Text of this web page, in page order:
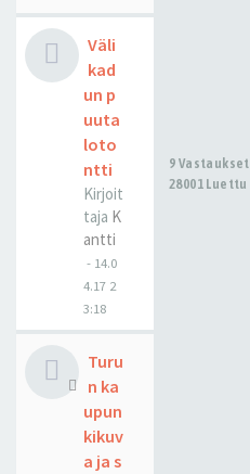
Väli
kad
un p
uuta
loto
ntti
Kirjoit
taja K
antti
- 14.0
4.17 2
3:18
9 Vastaukset
28001 Luettu
Turu
n ka
upun
kikuv
a ja s